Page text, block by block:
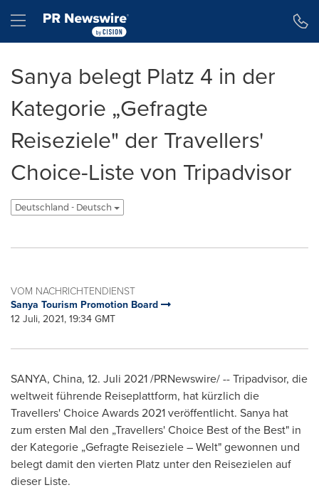
Hamburger menu
Sanya belegt Platz 4 in der
Kategorie „Gefragte
Reiseziele" der Travellers'
Choice-Liste von Tripadvisor
Deutschland - Deutsch
VOM NACHRICHTENDIENST
Sanya Tourism Promotion Board
12 Juli, 2021, 19:34 GMT
SANYA, China, 12. Juli 2021 /PRNewswire/ -- Tripadvisor, die
weltweit führende Reiseplattform, hat kürzlich die
Travellers' Choice Awards 2021 veröffentlicht. Sanya hat
zum ersten Mal den „Travellers' Choice Best of the Best" in
der Kategorie „Gefragte Reiseziele – Welt" gewonnen und
belegt damit den vierten Platz unter den Reisezielen auf
dieser Liste.